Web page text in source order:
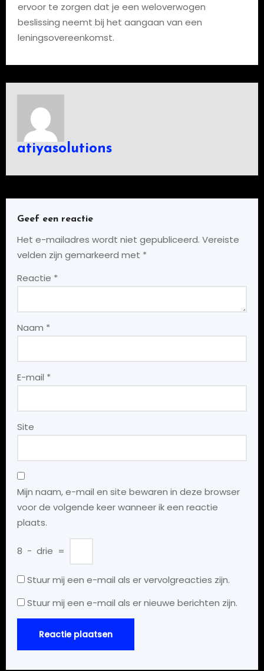
ervoor te zorgen dat je een weloverwogen
beslissing neemt bij het aangaan van een
leningsovereenkomst.
atiyasolutions
Geef een reactie
Het e-mailadres wordt niet gepubliceerd. Vereiste
velden zijn gemarkeerd met *
Reactie *
Naam *
E-mail *
Site
Mijn naam, e-mail en site bewaren in deze browser
voor de volgende keer wanneer ik een reactie
plaats.
8 − drie =
Stuur mij een e-mail als er vervolgreacties zijn.
Stuur mij een e-mail als er nieuwe berichten zijn.